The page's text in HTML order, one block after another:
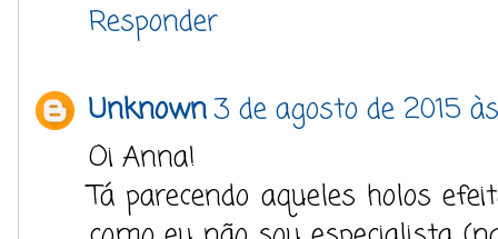
Responder
Unknown3 de agosto de 2015
Oi Anna!
Tá parecendo aqueles holos